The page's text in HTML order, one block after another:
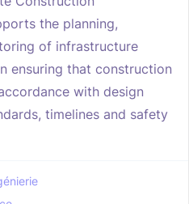
the planning,
of infrastructure
ensuring that construction
with design
timelines and safety